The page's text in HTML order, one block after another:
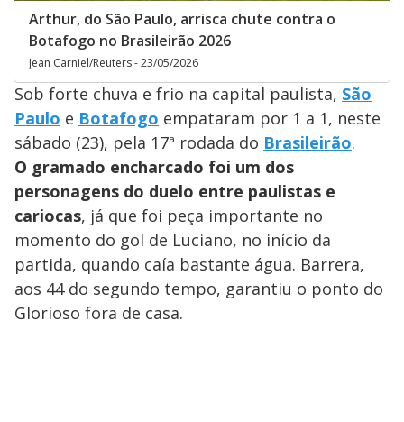
Arthur, do São Paulo, arrisca chute contra o
Botafogo no Brasileirão 2026
Jean Carniel/Reuters - 23/05/2026
Sob forte chuva e frio na capital paulista, São
Paulo e Botafogo empataram por 1 a 1, neste
sábado (23), pela 17ª rodada do Brasileirão.
O gramado encharcado foi um dos
personagens do duelo entre paulistas e
cariocas, já que foi peça importante no
momento do gol de Luciano, no início da
partida, quando caía bastante água. Barrera,
aos 44 do segundo tempo, garantiu o ponto do
Glorioso fora de casa.